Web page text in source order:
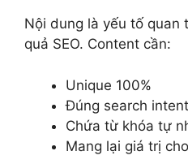
Nội dung là yếu tố quan
quả SEO. Content cần:
Unique 100%
Đúng search intent
Chứa từ khóa tự
Mang lại giá trị